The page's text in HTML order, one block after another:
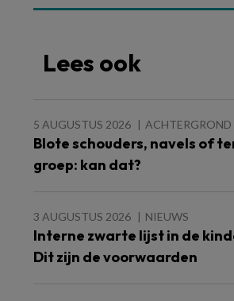
Lees ook
5 AUGUSTUS 2026 ACHTERGROND
Blote schouders, navels of
groep: kan dat?
3 AUGUSTUS 2026 NIEUWS
Interne zwarte lijst in de
Dit zijn de voorwaarden